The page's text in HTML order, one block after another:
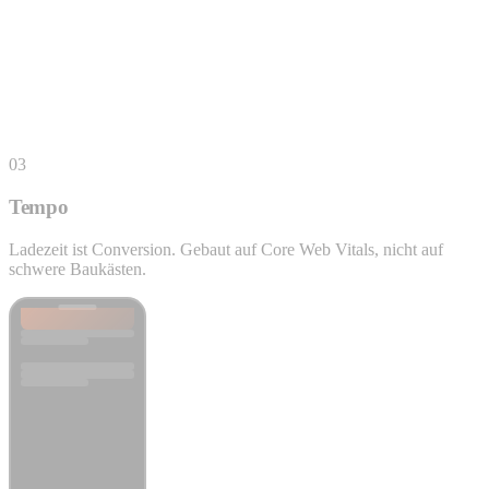
03
Tempo
Ladezeit ist Conversion. Gebaut auf Core Web Vitals, nicht auf
schwere Baukästen.